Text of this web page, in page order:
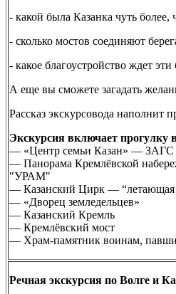
- какой была Казанка чуть более,
- сколько мостов соединяют
- какое благоустройство ждет
А еще вы сможете загадать
Рассказ экскурсовода наполнит
Экскурсия включает прогулку
— «Центр семьи Казан» —
— Панорама Кремлёвской
"УРАМ"
— Казанский Цирк — “летающая
— «Дворец земледельцев»
— Казанский Кремль
— Кремлёвский мост
— Храм-памятник воинам,
Речная экскурсия по Волге и